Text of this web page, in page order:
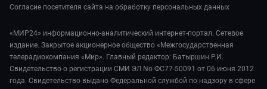
Согласие посетителя сайта на обработку персональных данных
«МИР24» информационно-аналитический интернет-портал. Сетевое
издание. Закрытое акционерное общество «Межгосударственная
телерадиокомпания «Мир». Главный редактор: Батыршин Р.И.
Свидетельство о регистрации СМИ ЭЛ No ФС77-50091 от 06 июня 2012
года. Свидетельство выдано Федеральной службой по надзору в сфере